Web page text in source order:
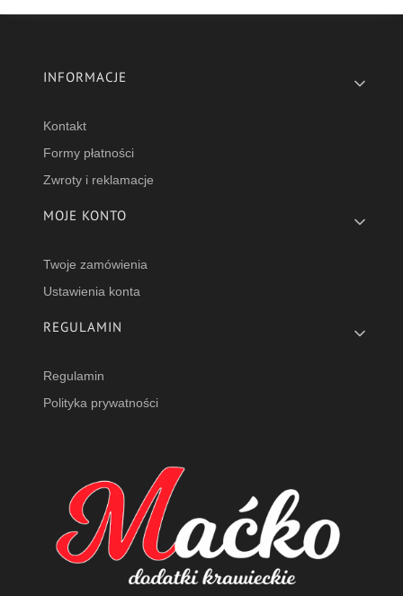
Linki w stopce
INFORMACJE
Kontakt
Formy płatności
Zwroty i reklamacje
MOJE KONTO
Twoje zamówienia
Ustawienia konta
REGULAMIN
Regulamin
Polityka prywatności